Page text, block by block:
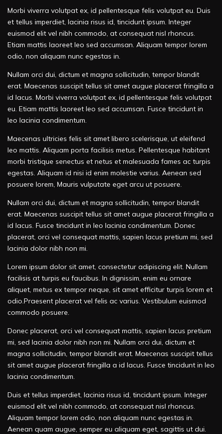
Morbi viverra volutpat ex, id pellentesque felis volutpat eu. Duis
et tellus imperdiet, lacinia risus id, tincidunt ipsum. Integer
euismod elit vel nibh commodo, at consequat nisl rhoncus.
Etiam mattis laoreet leo sed accumsan. Aliquam tempor lorem
odio, non aliquam nunc egestas in.
Nullam orci dui, dictum et magna sollicitudin, tempor blandit
erat. Maecenas suscipit tellus sit amet augue placerat fringilla a
id lacus. Morbi viverra volutpat ex, id pellentesque felis volutpat
eu. Etiam mattis laoreet leo sed accumsan. Fusce tincidunt in
leo lacinia condimentum.
Maecenas ultricies felis sit amet libero scelerisque, ut eleifend
leo mattis. Aliquam porta facilisis metus. Pellentesque habitant
morbi tristique senectus et netus et malesuada fames ac turpis
egestas. Aliquam id nisi id enim molestie varius. Aenean sed
posuere lorem, Mauris vulputate eget arcu ut posuere.
Nullam orci dui, dictum et magna sollicitudin, tempor blandit
erat. Maecenas suscipit tellus sit amet augue placerat fringilla a
id lacus. Fusce tincidunt in leo lacinia condimentum. Donec
placerat, orci vel consequat mattis, sapien lacus pretium mi, sed
lacinia dolor nibh non mi.
Lorem ipsum dolor sit amet, consectetur adipiscing elit. Nullam
facilisis at turpis eu faucibus. In dignissim, enim eu ornare
aliquet, metus ex tempor neque, sit amet efficitur turpis lorem et
odio.Praesent placerat vel felis ac varius. Vestibulum euismod
commodo posuere.
Donec placerat, orci vel consequat mattis, sapien lacus pretium
mi, sed lacinia dolor nibh non mi. Nullam orci dui, dictum et
magna sollicitudin, tempor blandit erat. Maecenas suscipit tellus
sit amet augue placerat fringilla a id lacus. Fusce tincidunt in leo
lacinia condimentum.
Duis et tellus imperdiet, lacinia risus id, tincidunt ipsum. Integer
euismod elit vel nibh commodo, at consequat nisl rhoncus.
Aliquam tempor lorem odio, non aliquam nunc egestas in.
Aenean quam augue, semper eu aliquam eget, sagittis ut dui.